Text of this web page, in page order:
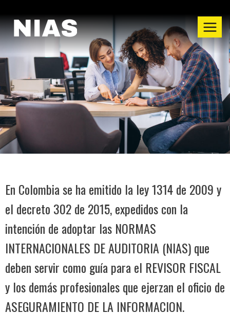
En Colombia se ha emitido la ley 1314 de 2009 y
el decreto 302 de 2015, expedidos con la
intención de adoptar las NORMAS
INTERNACIONALES DE AUDITORIA (NIAS) que
deben servir como guía para el REVISOR FISCAL
y los demás profesionales que ejerzan el oficio de
ASEGURAMIENTO DE LA INFORMACION.